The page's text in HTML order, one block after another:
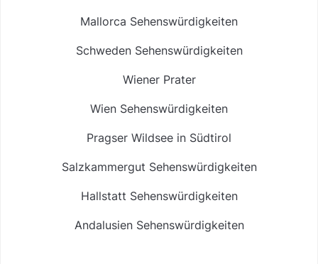
Mallorca Sehenswürdigkeiten
Schweden Sehenswürdigkeiten
Wiener Prater
Wien Sehenswürdigkeiten
Pragser Wildsee in Südtirol
Salzkammergut Sehenswürdigkeiten
Hallstatt Sehenswürdigkeiten
Andalusien Sehenswürdigkeiten